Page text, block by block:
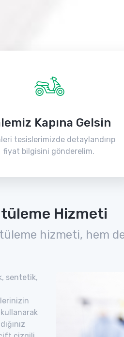
Kapına Gelsin
tesislerimizde detaylandırıp
fiyat bilgisini gönderelim.
Hizmeti
hizmeti, hem
sentetik,